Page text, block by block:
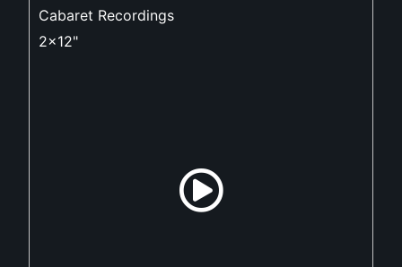
Cabaret Recordings
2x12"